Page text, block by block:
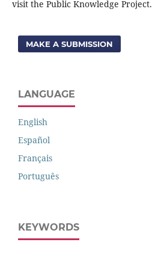
visit the Public Knowledge Project.
MAKE A SUBMISSION
LANGUAGE
English
Español
Français
Português
KEYWORDS